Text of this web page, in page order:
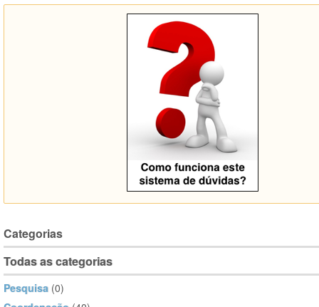
Categorias
Todas as categorias
Pesquisa (0)